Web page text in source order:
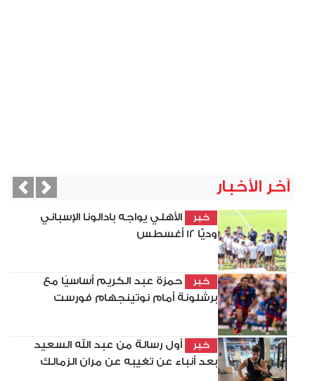
آخر الأخبار
خبر
الأهلي يواجه بادالونا الإسباني
وديًّا 12 أغسطس
خبر
حمزة عبد الكريم أساسيًا مع
برشلونة أمام نوتينجهام فورست
خبر
أول رسالة من عبد الله السعيد
بعد أنباء عن تغيبه عن مران الزمالك
Next